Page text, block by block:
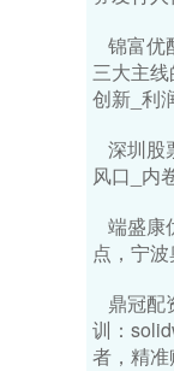
锦富优
三大主线
创新_利
深圳股
风口_内
端盛康
点，宁
鼎冠配
训：
者，精